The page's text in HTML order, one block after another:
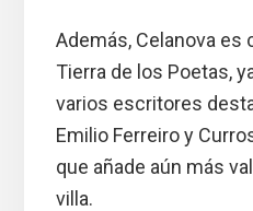
Además, Celanova es
Tierra de los Poetas,
varios escritores
Emilio Ferreiro y
que añade aún más
villa.